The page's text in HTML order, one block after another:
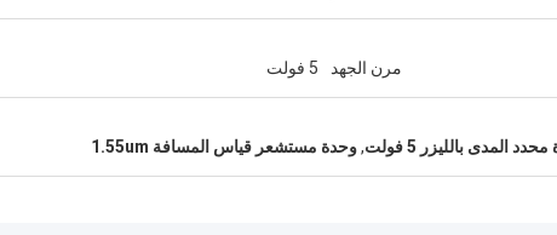
مرن الجهد 5 فولت
المدى بالليزر 5 فولت ,وحدة مستشعر قياس المسافة 1.55um